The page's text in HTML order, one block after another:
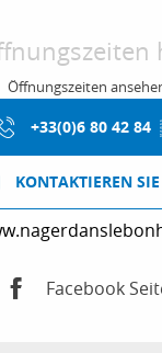
Öffnungszeiten
+33(0)6 80 42 84
KONTAKTIEREN
Facebook